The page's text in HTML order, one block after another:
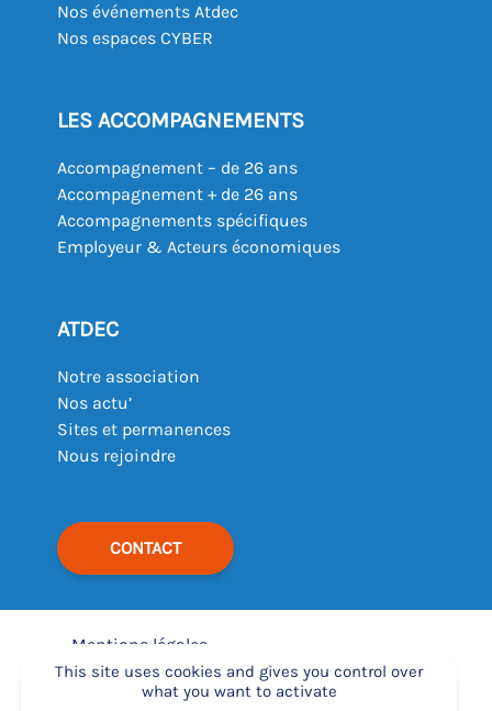
Nos événements Atdec
Nos espaces CYBER
LES ACCOMPAGNEMENTS
Accompagnement – de 26 ans
Accompagnement + de 26 ans
Accompagnements spécifiques
Employeur & Acteurs économiques
ATDEC
Notre association
Nos actu’
Sites et permanences
Nous rejoindre
CONTACT
Mentions légales
–
Déclaration d’accessibilité
This site uses cookies and gives you control over
what you want to activate